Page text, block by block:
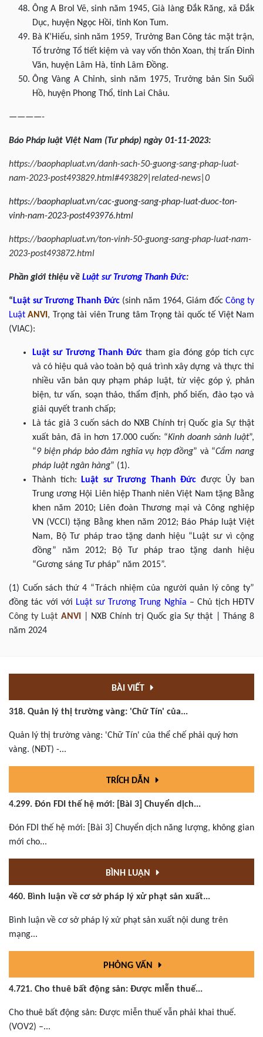
Ông A Brol Vẽ, sinh năm 1945, Già làng Đắk Răng, xã Đắk
Dục, huyện Ngọc Hồi, tỉnh Kon Tum.
Bà K’Hiếu, sinh năm 1959, Trưởng Ban Công tác mặt trận,
Tổ trưởng Tổ tiết kiệm và vay vốn thôn Xoan, thị trấn Đinh
Văn, huyện Lâm Hà, tỉnh Lâm Đồng.
Ông Vàng A Chỉnh, sinh năm 1975, Trưởng bản Sin Suối
Hồ, huyện Phong Thổ, tỉnh Lai Châu.
————-
Báo Pháp luật Việt Nam (Tư pháp) ngày 01-11-2023:
https://baophapluat.vn/danh-sach-50-guong-sang-phap-luat-
nam-2023-post493829.html#493829|related-news|0
https://baophapluat.vn/cac-guong-sang-phap-luat-duoc-ton-
vinh-nam-2023-post493976.html
https://baophapluat.vn/ton-vinh-50-guong-sang-phap-luat-nam-
2023-post493872.html
Phần giới thiệu về Luật sư Trương Thanh Đức:
“ Luật sư Trương Thanh Đức (sinh năm 1964, Giám đốc Công ty
Luật ANVI , Trọng tài viên Trung tâm Trọng tài quốc tế Việt Nam
(VIAC):
Luật sư Trương Thanh Đức tham gia đóng góp tích cực
và có hiệu quả vào toàn bộ quá trình xây dựng và thực thi
nhiều văn bản quy phạm pháp luật, từ việc góp ý, phản
biện, tư vấn, soạn thảo, thẩm định, phổ biến, đào tạo và
giải quyết tranh chấp;
Là tác giả 3 cuốn sách do NXB Chính trị Quốc gia Sự thật
xuất bản, đã in hơn 17.000 cuốn: “Kinh doanh sành luật”,
“9 biện pháp bảo đảm nghĩa vụ hợp đồng” và “Cẩm nang
pháp luật ngân hàng” (1).
Thành tích:
Luật sư Trương Thanh Đức được Ủy ban
Trung ương Hội Liên hiệp Thanh niên Việt Nam tặng Bằng
khen năm 2010; Liên đoàn Thương mại và Công nghiệp
VN (VCCI) tặng Bằng khen năm 2012; Báo Pháp luật Việt
Nam, Bộ Tư pháp trao tặng danh hiệu “Luật sư vì cộng
đồng” năm 2012; Bộ Tư pháp trao tặng danh hiệu
“Gương sáng Tư pháp” năm 2015”.
(1) Cuốn sách thứ 4 “Trách nhiệm của người quản lý công ty”
đồng tác với với Luật sư Trương Trung Nghĩa – Chủ tịch HĐTV
Công ty Luật ANVI
| NXB Chính trị Quốc gia Sự thật | Tháng 8
năm 2024
BÀI VIẾT
318. Quản lý thị trường vàng: 'Chữ Tín' của...
Quản lý thị trường vàng: 'Chữ Tín' của thể chế phải quý hơn
vàng. (NĐT) -...
TRÍCH DẪN
4.299. Đón FDI thế hệ mới: [Bài 3] Chuyển dịch...
Đón FDI thế hệ mới: [Bài 3] Chuyển dịch năng lượng, không gian
mới cho...
BÌNH LUẬN
460. Bình luận về cơ sở pháp lý xử phạt sản xuất...
Bình luận về cơ sở pháp lý xử phạt sản xuất nội dung trên
mạng...
PHỎNG VẤN
4.721. Cho thuê bất động sản: Được miễn thuế...
Cho thuê bất động sản: Được miễn thuế vẫn phải khai thuế.
(VOV2) –...